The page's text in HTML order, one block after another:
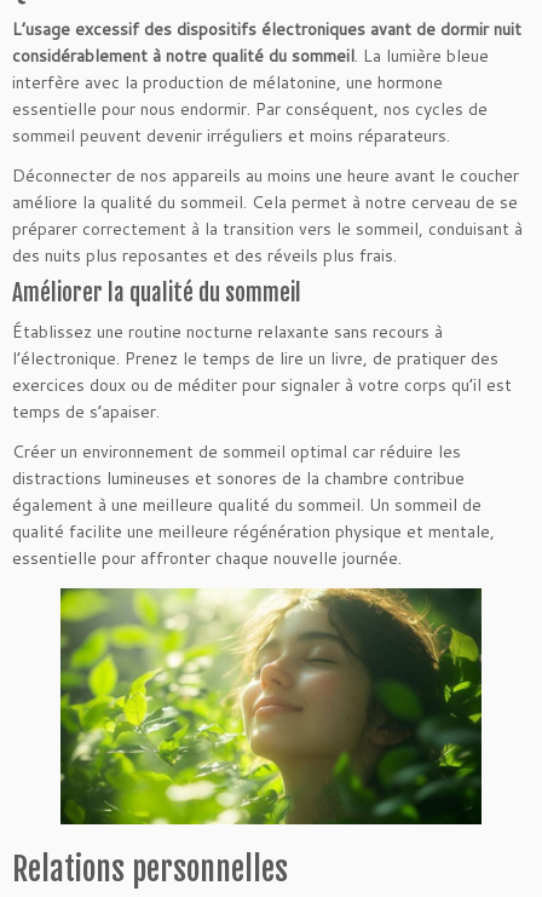
L’usage excessif des dispositifs électroniques avant de dormir nuit
considérablement à notre qualité du sommeil. La lumière bleue
interfère avec la production de mélatonine, une hormone
essentielle pour nous endormir. Par conséquent, nos cycles de
sommeil peuvent devenir irréguliers et moins réparateurs.
Déconnecter de nos appareils au moins une heure avant le coucher
améliore la qualité du sommeil. Cela permet à notre cerveau de se
préparer correctement à la transition vers le sommeil, conduisant à
des nuits plus reposantes et des réveils plus frais.
Améliorer la qualité du sommeil
Établissez une routine nocturne relaxante sans recours à
l’électronique. Prenez le temps de lire un livre, de pratiquer des
exercices doux ou de méditer pour signaler à votre corps qu’il est
temps de s’apaiser.
Créer un environnement de sommeil optimal car réduire les
distractions lumineuses et sonores de la chambre contribue
également à une meilleure qualité du sommeil. Un sommeil de
qualité facilite une meilleure régénération physique et mentale,
essentielle pour affronter chaque nouvelle journée.
Relations personnelles